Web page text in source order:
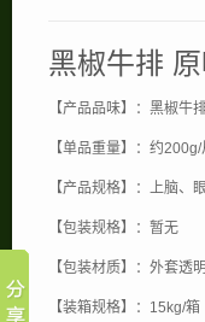
黑椒牛排
【产品品味】：黑椒牛
【单品重量】：约200g/
【产品规格】：上脑、
【包装规格】：暂无
【包装材质】：外套透
【装箱规格】：15kg/箱